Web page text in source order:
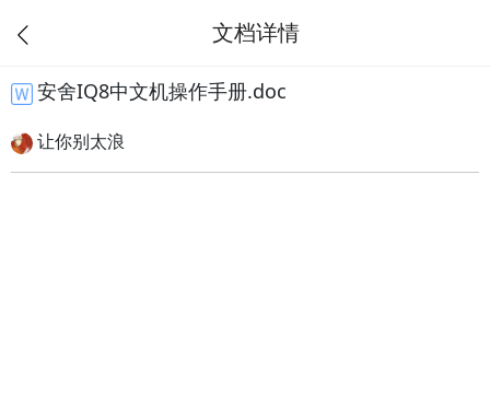
文档详情
安舍IQ8中文机操作手册.doc
让你别太浪